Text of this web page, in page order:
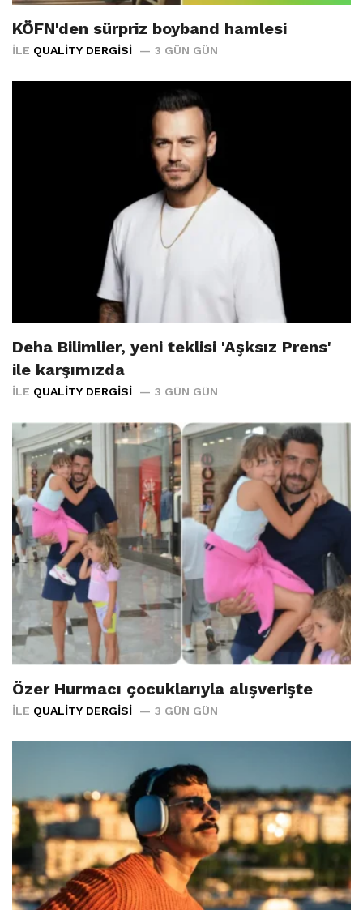
KÖFN'den sürpriz boyband hamlesi
İLE QUALITY DERGISI 3 GÜN GÜN
Deha Bilimlier, yeni teklisi 'Aşksız Prens'
ile karşımızda
İLE QUALITY DERGISI 3 GÜN GÜN
Özer Hurmacı çocuklarıyla alışverişte
İLE QUALITY DERGISI 3 GÜN GÜN